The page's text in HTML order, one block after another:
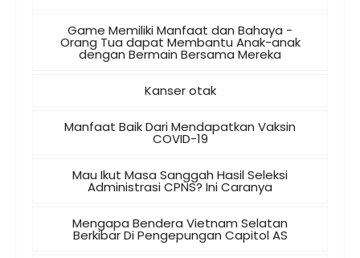
Game Memiliki Manfaat dan Bahaya -
Orang Tua dapat Membantu Anak-anak
dengan Bermain Bersama Mereka
Kanser otak
Manfaat Baik Dari Mendapatkan Vaksin
COVID-19
Mau Ikut Masa Sanggah Hasil Seleksi
Administrasi CPNS? Ini Caranya
Mengapa Bendera Vietnam Selatan
Berkibar Di Pengepungan Capitol AS